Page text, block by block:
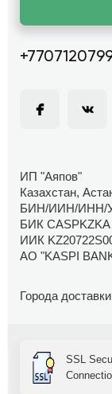
ИП "Аяпов"
Казахстан,
БИН/ИИН/ИНН/
БИК CASPKZKA
ИИК
АО "KASPI
Города
SSL